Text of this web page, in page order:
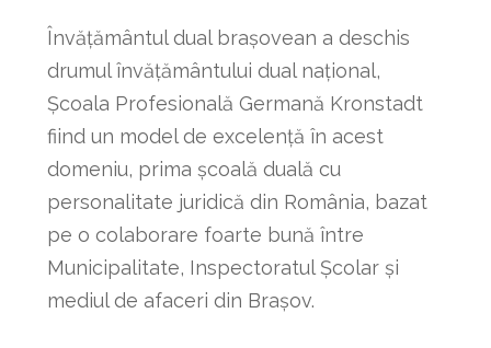
Învățământul dual brașovean a deschis
drumul învățământului dual național,
Școala Profesională Germană Kronstadt
fiind un model de excelență în acest
domeniu, prima școală duală cu
personalitate juridică din România, bazat
pe o colaborare foarte bună între
Municipalitate, Inspectoratul Școlar și
mediul de afaceri din Brașov.